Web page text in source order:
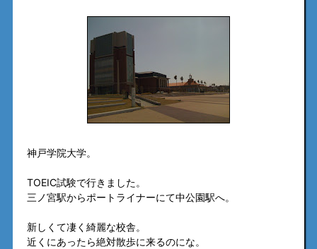
神戸学院大学。
TOEIC試験で行きました。
三ノ宮駅からポートライナーにて中公園駅へ。
新しくて凄く綺麗な校舎。
近くにあったら絶対散歩に来るのにな。